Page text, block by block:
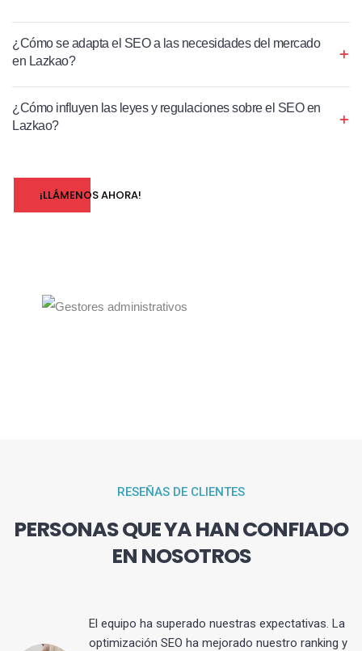
¿Cómo se adapta el SEO a las necesidades del mercado
en Lazkao?
¿Cómo influyen las leyes y regulaciones sobre el SEO en
Lazkao?
¡LLÁMENOS AHORA!
RESEÑAS DE CLIENTES
PERSONAS QUE YA HAN CONFIADO
EN NOSOTROS
El equipo ha superado nuestras expectativas. La
optimización SEO ha mejorado nuestro ranking y